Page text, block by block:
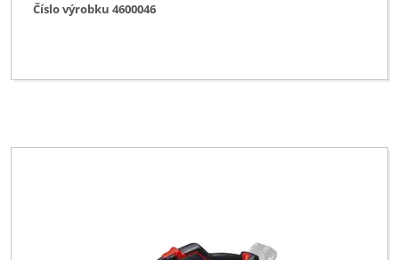
Číslo výrobku 4600046